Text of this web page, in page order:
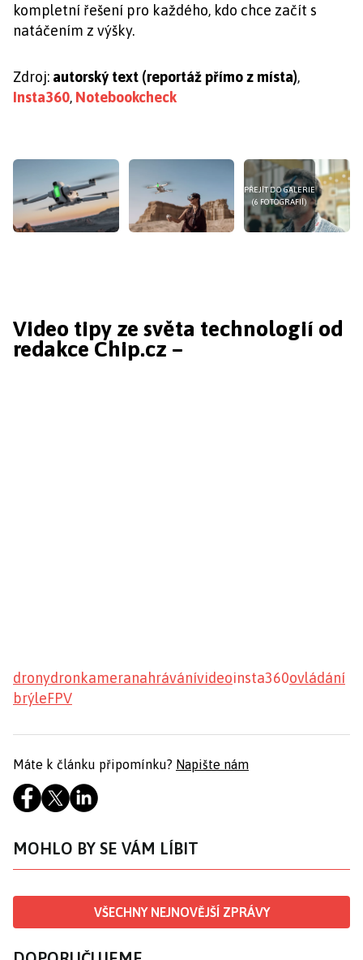
kompletní řešení pro každého, kdo chce začít s
natáčením z výšky.
Zdroj: autorský text (reportáž přímo z místa),
Insta360, Notebookcheck
PŘEJÍT DO GALERIE
(6 FOTOGRAFIÍ)
Video tipy ze světa technologií od
redakce Chip.cz –
dronydronkameranahrávánívideoinsta360ovládání
brýleFPV
Máte k článku připomínku? Napište nám
MOHLO BY SE VÁM LÍBIT
VŠECHNY NEJNOVĚJŠÍ ZPRÁVY